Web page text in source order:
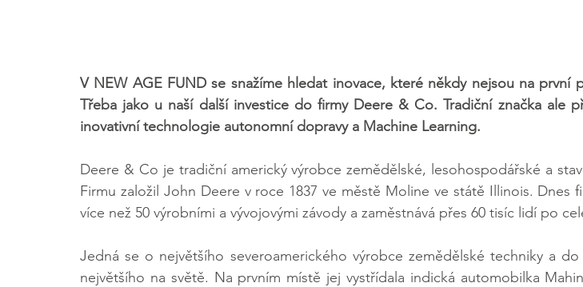
V NEW AGE FUND se snažíme hledat inovace, které někdy nejsou na první
Třeba jako u naší další investice do firmy Deere & Co. Tradiční značka ale
inovativní technologie autonomní dopravy a Machine Learning.
Deere & Co je tradiční americký výrobce zemědělské, lesohospodářské a
Firmu založil John Deere v roce 1837 ve městě Moline ve státě Illinois. Dnes
více než 50 výrobními a vývojovými závody a zaměstnává přes 60 tisíc lidí po
Jedná se o největšího severoamerického výrobce zemědělské techniky a
největšího na světě. Na prvním místě jej vystřídala indická automobilka